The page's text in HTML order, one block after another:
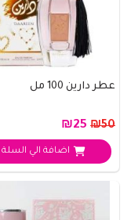
عطر دارين 100 مل
₪50
اضافة الي السلة